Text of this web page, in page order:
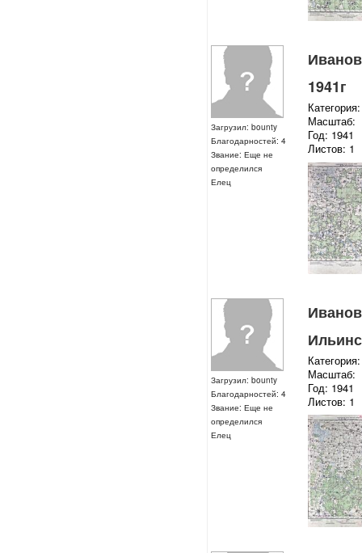
Загрузил: bounty
Благодарностей: 4
Звание: Еще не
определился
Елец
1941г
Масштаб:
Год: 1941
Листов: 1
Загрузил: bounty
Благодарностей: 4
Звание: Еще не
определился
Елец
Масштаб:
Год: 1941
Листов: 1